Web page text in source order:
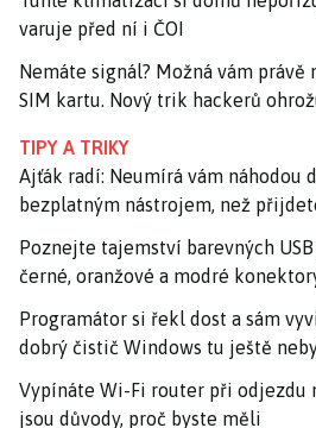
varuje před ní i ČOI
Nemáte signál? Možná vám právě
SIM kartu. Nový trik hackerů
TIPY A TRIKY
Ajťák radí: Neumírá vám náhodou
bezplatným nástrojem, než
Poznejte tajemství barevných
černé, oranžové a modré
Programátor si řekl dost a sám
dobrý čistič Windows tu ještě
Vypínáte Wi-Fi router při odjezdu
jsou důvody, proč byste měli